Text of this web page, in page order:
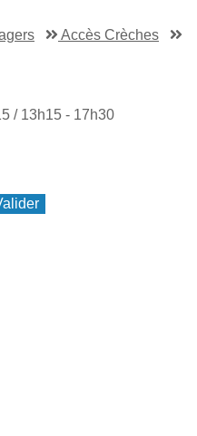
Accès Crèches
/ 13h15 - 17h30